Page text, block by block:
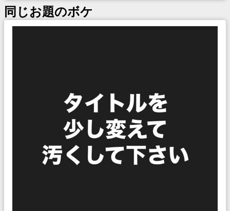
同じお題のボケ